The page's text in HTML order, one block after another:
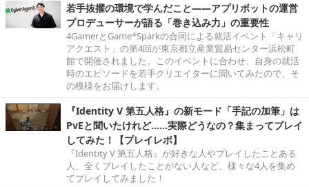
若手抜擢の環境で学んだこと――アプリボットの運営
プロデューサーが語る「巻き込み力」の重要性
4GamerとGame*Sparkの合同による就活イベント「キャリ
アクエスト」の第4回が東京都立産業貿易センター浜松町
館で開催されました。このイベントに合わせ、自身の就活
時のエピソードを若手クリエイターに聞いてみたので、そ
の模様をお届けします。
『Identity V 第五人格』の新モード「手記の加筆」は
PvEと聞いたけれど……実際どうなの？集まってプレイ
してみた！【プレイレポ】
『Identity V 第五人格』が好きな人やプレイしたことある
人、全くプレイしたことがない人など、様々な4人を集め
てプレイしてみました！